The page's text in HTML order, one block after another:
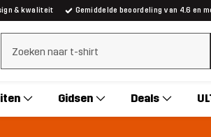
& kwaliteit Gemiddelde beoordeling van 4.6 en
Zoeken wissen
Gidsen Deals